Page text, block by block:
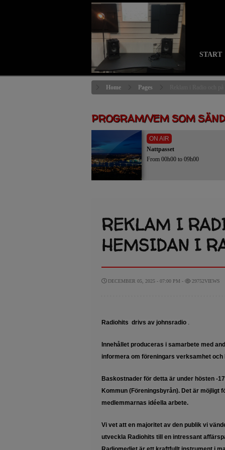
START
Home Pages
PROGRAM/VEM SOM
ON AIR
Nattpasset
From 00h00 to 09h00
REKLAM I
HEMSIDAN I
DECEMBER 05, 2025 - 07:00 PM - 29752VIEWS
Radiohits drivs av johnsradio .
Innehållet produceras i samarbete med
informera om föreningars verksamhet
Baskostnader för detta är under hösten -
Kommun (Föreningsbyrån). Det är möjligt
medlemmarnas idéella arbete.
Vi vet att en majoritet av den publik vi
utveckla Radiohits till en intressant